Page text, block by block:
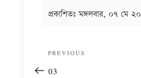
প্রকাশিতঃমঙ্গলবার, ০৭ মে
Previous
Post
PREVIOUS
03